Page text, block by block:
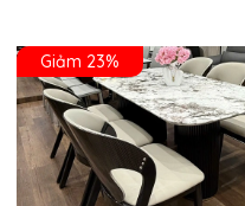
Giảm 23%